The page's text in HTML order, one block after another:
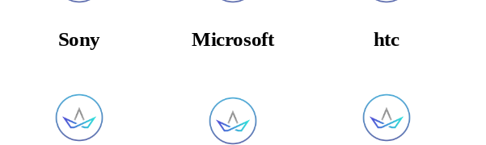
Sony Microsoft htc